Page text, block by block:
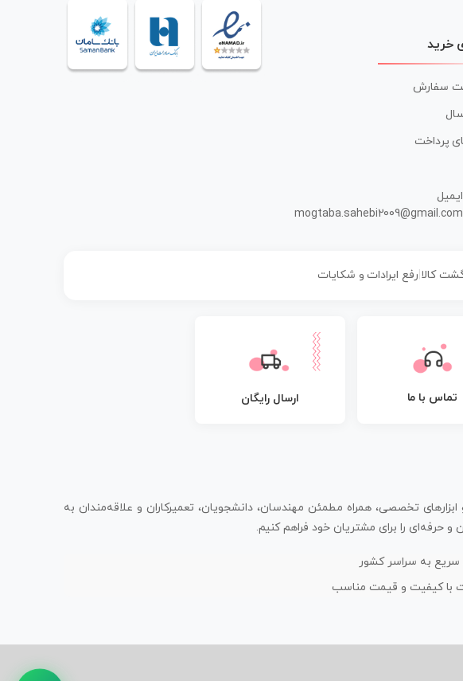
خرید
سفارش
پرداخت
ایمیل
mogtaba.sahebi2009@gmail.com
کالا رفع ایرادات و شکایات
تماس با ما ارسال رایگان
تخصصی، همراه مطمئن مهندسان، دانشجویان، تعمیرکاران و علاقه‌مندان به
را برای مشتریان خود فراهم کنیم.
سریع به سراسر کشور
با کیفیت و قیمت مناسب